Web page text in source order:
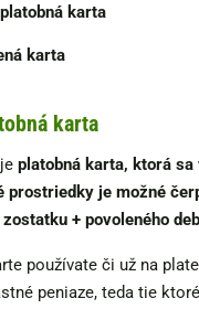
karta
karta
karta
platobná karta, ktorá sa
prostriedky je možné
+ povoleného
používate či už na
peniaze, teda tie